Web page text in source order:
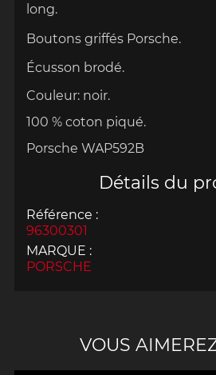
VOUS
long.
Boutons griffés Porsche.
Écusson brodé.
Couleur: noir.
100 % coton piqué.
Porsche WAP592B
Détails du
Référence :
96300301
MARQUE :
PORSCHE